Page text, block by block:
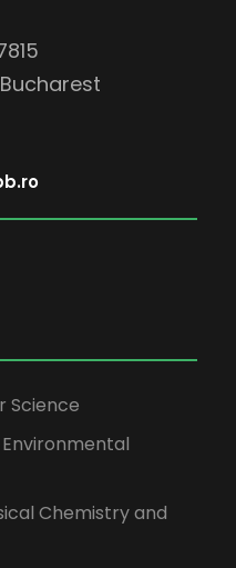
Bucharest
Science
Chemistry and